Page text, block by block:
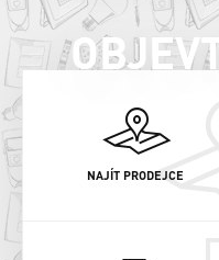
NAJÍT PRODEJCE